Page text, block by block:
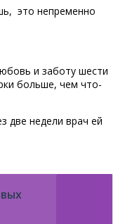
это непременно
и заботу шести
больше, чем что-